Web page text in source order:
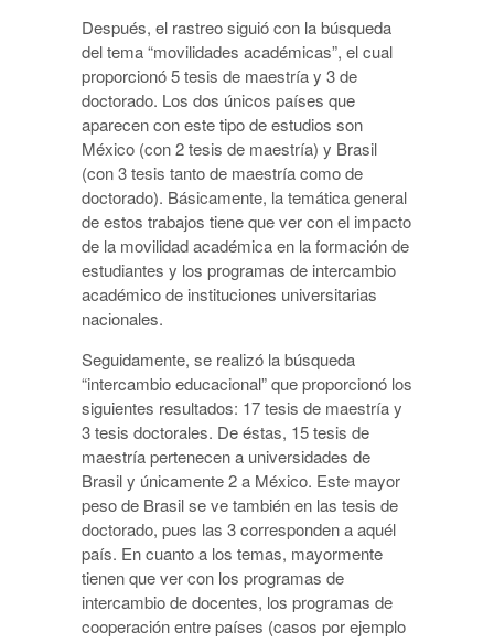
Después, el rastreo siguió con la búsqueda
del tema “movilidades académicas”, el cual
proporcionó 5 tesis de maestría y 3 de
doctorado. Los dos únicos países que
aparecen con este tipo de estudios son
México (con 2 tesis de maestría) y Brasil
(con 3 tesis tanto de maestría como de
doctorado). Básicamente, la temática general
de estos trabajos tiene que ver con el impacto
de la movilidad académica en la formación de
estudiantes y los programas de intercambio
académico de instituciones universitarias
nacionales.
Seguidamente, se realizó la búsqueda
“intercambio educacional” que proporcionó los
siguientes resultados: 17 tesis de maestría y
3 tesis doctorales. De éstas, 15 tesis de
maestría pertenecen a universidades de
Brasil y únicamente 2 a México. Este mayor
peso de Brasil se ve también en las tesis de
doctorado, pues las 3 corresponden a aquél
país. En cuanto a los temas, mayormente
tienen que ver con los programas de
intercambio de docentes, los programas de
cooperación entre países (casos por ejemplo